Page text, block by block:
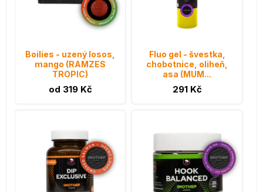
Boilies - uzený losos,
mango (RAMZES
TROPIC)
od 319 Kč
Fluo gel - švestka,
chobotnice, oliheň,
asa (MUM...
291 Kč